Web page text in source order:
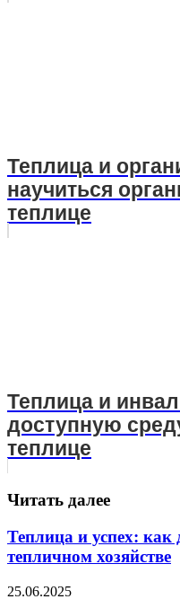
Теплица и
научиться
теплице
Теплица и
доступную
теплице
Читать далее
Теплица и успех: как
тепличном хозяйстве
25.06.2025